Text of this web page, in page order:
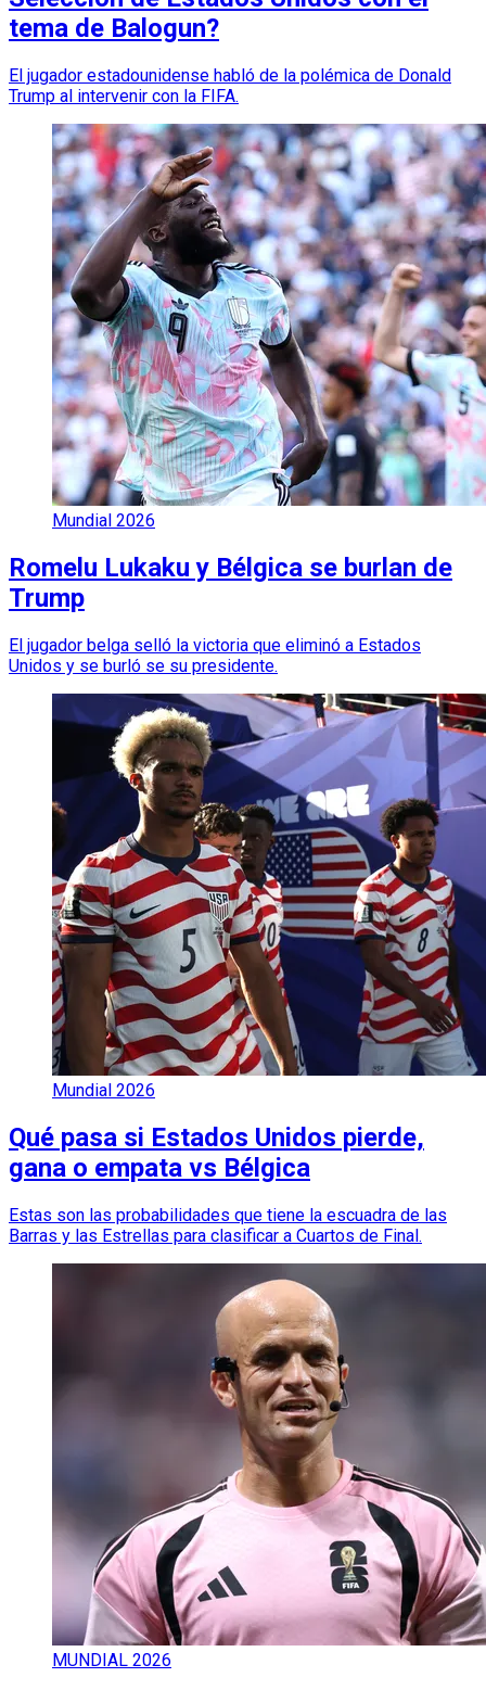
tema de Balogun?
El jugador estadounidense habló de la polémica de Donald
Trump al intervenir con la FIFA.
Mundial 2026
Romelu Lukaku y Bélgica se burlan de
Trump
El jugador belga selló la victoria que eliminó a Estados
Unidos y se burló se su presidente.
Mundial 2026
Qué pasa si Estados Unidos pierde,
gana o empata vs Bélgica
Estas son las probabilidades que tiene la escuadra de las
Barras y las Estrellas para clasificar a Cuartos de Final.
MUNDIAL 2026